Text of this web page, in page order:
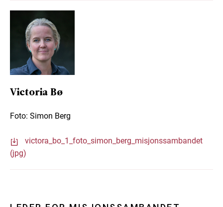
Victoria Bø
Foto: Simon Berg
victora_bo_1_foto_simon_berg_misjonssambandet
(jpg)